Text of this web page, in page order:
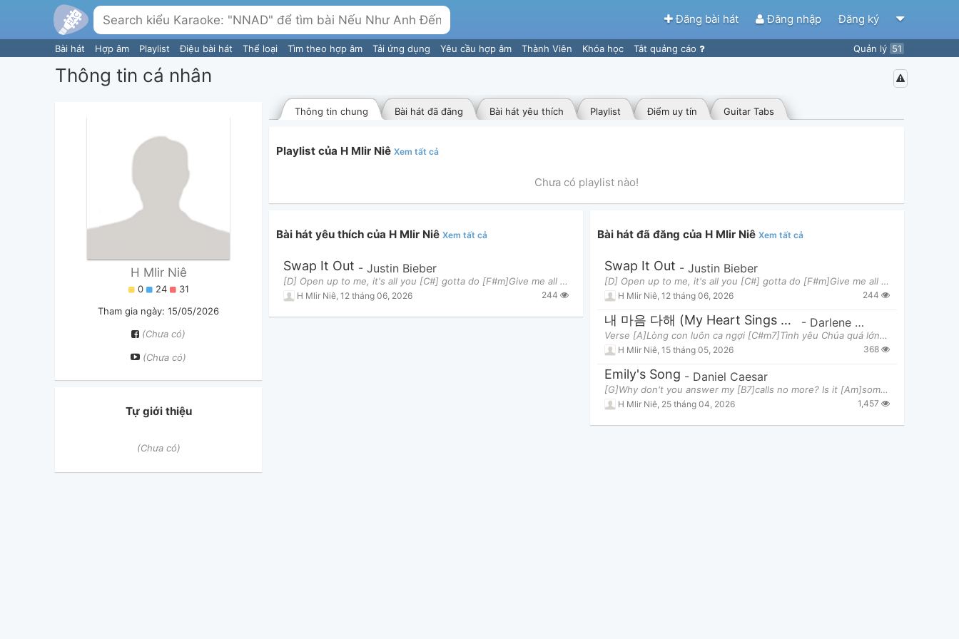
Đăng bài hát Đăng nhập Đăng ký
Bài hát Hợp âm Playlist Điệu bài hát Thể loại Tìm theo hợp âm Tải ứng dụng Yêu cầu hợp âm Thành Viên Khóa học Tắt quảng cáo Quản lý 51
Thông tin cá nhân
H Mlir Niê
0 24
31
Tham gia ngày: 15/05/2026
(Chưa có)
(Chưa có)
Tự giới thiệu
(Chưa có)
Guitar Tabs
Điểm uy tín
Playlist
Bài hát yêu thích
Bài hát đã đăng
Thông tin chung
Playlist của H Mlir Niê Xem tất cả
Chưa có playlist nào!
Bài hát yêu thích của H Mlir Niê Xem tất cả
Swap It Out - Justin Bieber
[D] Open up to me, it's all you [C#] gotta do [F#m]Give me all your heart, swap mine [Em7] out with
H Mlir Niê, 12 tháng 06, 2026 244
Bài hát đã đăng của H Mlir Niê Xem tất cả
Swap It Out - Justin Bieber
[D] Open up to me, it's all you [C#] gotta do [F#m]Give me all your heart, swap mine [Em7] out with
H Mlir Niê, 12 tháng 06, 2026 244
내 마음 다해 (My Heart Sings Praises) Lời Việt - Darlene Zschech
Verse [A]Lòng con luôn ca ngợi [C#m7]Tình yêu Chúa quá lớn thay [Dmaj7]Ngài luôn dẫn dắt con
H Mlir Niê 15 tháng 05, 2026 368
Emily's Song - Daniel Caesar
[G]Why don't you answer my [B7]calls no more? Is it [Am]something that I've said? [Em] [G]Tired of
H Mlir Niê 25 tháng 04, 2026 1,457